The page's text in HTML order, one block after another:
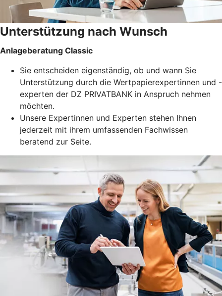
Unterstützung nach Wunsch
Anlageberatung Classic
Sie entscheiden eigenständig, ob und wann Sie
Unterstützung durch die Wertpapierexpertinnen und -
experten der DZ PRIVATBANK in Anspruch nehmen
möchten.
Unsere Expertinnen und Experten stehen Ihnen
jederzeit mit ihrem umfassenden Fachwissen
beratend zur Seite.